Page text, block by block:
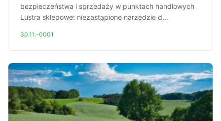
bezpieczeństwa i sprzedaży w punktach handlowych
Lustra sklepowe: niezastąpione narzędzie d...
30.11.-0001